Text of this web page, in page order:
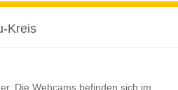
Kreis
Die Webcams befinden sich im